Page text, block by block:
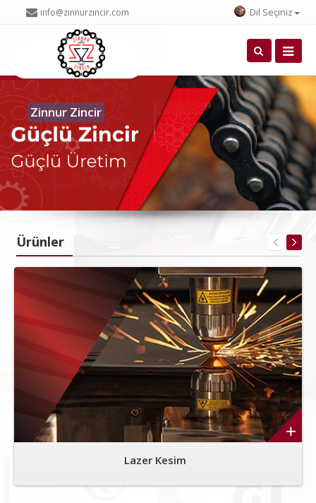
info@zinnurzincir.com Dil Seçiniz
Zinnur Zincir
Ürünler
Lazer Kesim